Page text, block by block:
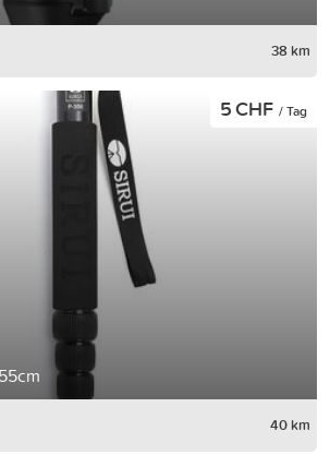
38 km
5 CHF / Tag
40 km